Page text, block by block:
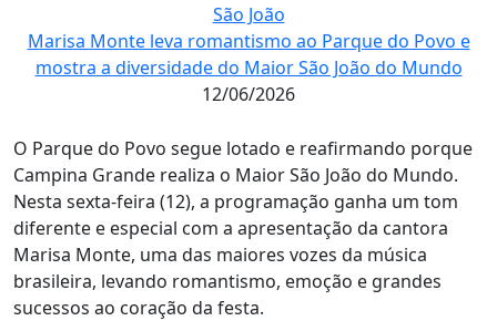
São João
Marisa Monte leva romantismo ao Parque do Povo e
mostra a diversidade do Maior São João do Mundo
12/06/2026
O Parque do Povo segue lotado e reafirmando porque
Campina Grande realiza o Maior São João do Mundo.
Nesta sexta-feira (12), a programação ganha um tom
diferente e especial com a apresentação da cantora
Marisa Monte, uma das maiores vozes da música
brasileira, levando romantismo, emoção e grandes
sucessos ao coração da festa.